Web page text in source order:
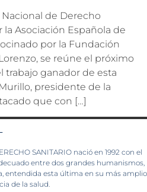
de Derecho
Asociación Española de
por la Fundación
se reúne el próximo
trabajo ganador de esta
presidente de la
que con […]
SANITARIO nació en 1992 con el
entre dos grandes humanismos,
entendida esta última en su más amplio
de la salud.